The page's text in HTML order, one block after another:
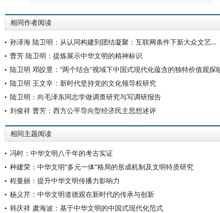
相同作者阅读
孙泽海 陆卫明：从认同构建到团结凝聚：互联网条件下新大众文艺的功能指向
曹芳 陆卫明：提炼展示中华文明的精神标识
陆卫明 邓皎昱：“两个结合”视域下中国式现代化蕴含的独特价值观探
陆卫明 王文辛：新时代坚持党的文化领导权研究
陆卫明：向毛泽东同志学做调查研究与写调研报告
刘俊祥 曹芳：西方公平导向型经济民主思想述评
相同主题阅读
冯时：中华文明八千年的考古实证
种建荣：中华文明“多元一体”格局的形成机制及文明特质研究
程曼丽：提升中华文明传播力影响力
杨义芹：中华文明道德观在新时代的传承与创新
韩庆祥 虞海波：基于中华文明的中国式现代化范式